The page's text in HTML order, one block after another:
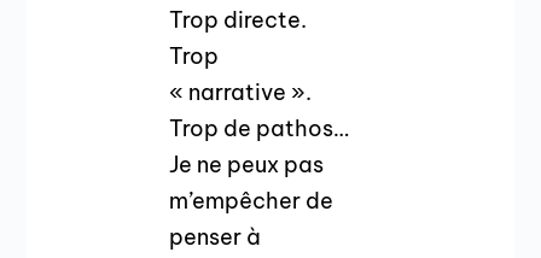
Trop directe.
Trop
« narrative ».
Trop de pathos…
Je ne peux pas
m’empêcher de
penser à